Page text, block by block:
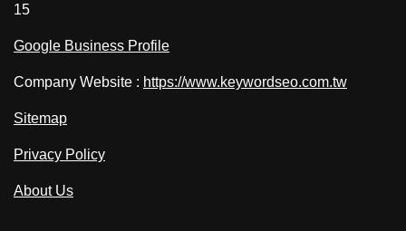
15
Google Business Profile
Company Website : https://www.keywordseo.com.tw
Sitemap
Privacy Policy
About Us